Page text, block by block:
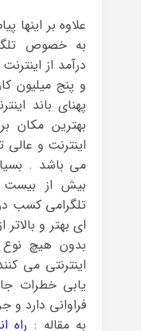
علاوه بر اینها
به خصوص
درآمد از
و پنج میلیون
پهنای باند
بهترین مکان
اینترنت و عالی
می باشد .
بیش از بیست
تلگرامی کسب
ای بهتر و
بدون هیچ
اینترنتی می
یابی خطرات
فراوانی دارد
به مقاله : راه